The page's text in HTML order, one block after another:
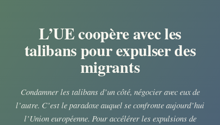
Articles
À regarder
L’UE coopère avec les
talibans pour expulser des
migrants
Condamner les talibans d’un côté, négocier avec eux de
l’autre. C’est le paradoxe auquel se confronte aujourd’hui
l’Union européenne. Pour accélérer les expulsions de